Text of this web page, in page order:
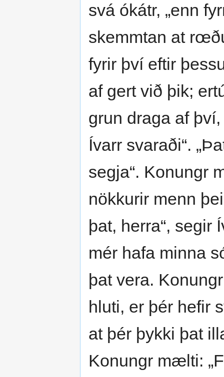
svá ókátr, „enn
skemmtan at
fyrir því eftir
af gert við þik;
grun draga af
Ívarr svaraði“.
segja“. Konungr
nökkurir menn
þat, herra“, segir
mér hafa minna
þat vera.
hluti, er þér hefir
at þér þykki þat
Konungr mælti: